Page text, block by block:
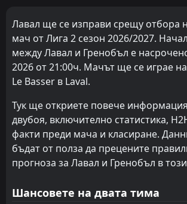
18:45
08Aug
Дюнкерк
Гренобъл
FT
17:45
Andrézieux
FT
15:00
01Aug
Клермон Фут
Гренобъл
14:00
Гренобъл
FT
Сошо
Лавал ще се изправи срещу отбора
мач от Лига 2 сезон 2026/2027.
между Лавал и Гренобъл е
2026 от 21:00ч. Мачът ще се играе
Le Basser в Laval.
Тук ще откриете повече
двубоя, включително статистика,
факти преди мача и класиране.
бъдат от полза да прецените
прогноза за Лавал и Гренобъл в
Шансовете на двата тима